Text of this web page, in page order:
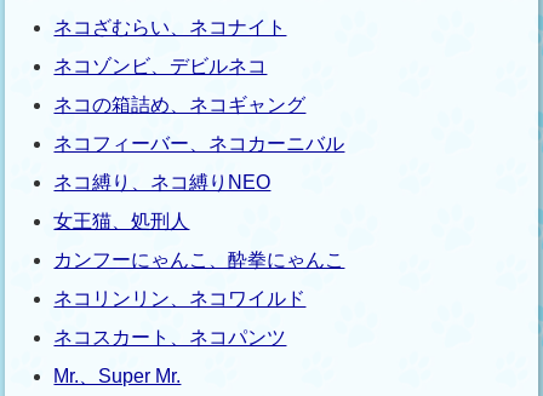
ネコざむらい、ネコナイト
ネコゾンビ、デビルネコ
ネコの箱詰め、ネコギャング
ネコフィーバー、ネコカーニバル
ネコ縛り、ネコ縛りNEO
女王猫、処刑人
カンフーにゃんこ、酔拳にゃんこ
ネコリンリン、ネコワイルド
ネコスカート、ネコパンツ
Mr.、Super Mr.